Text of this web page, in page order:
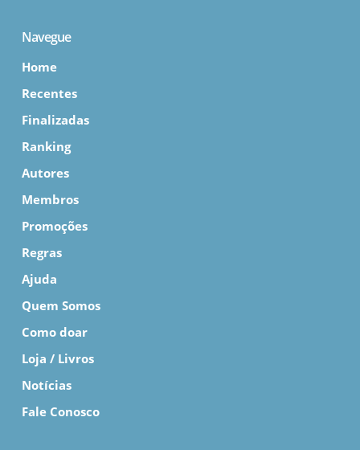
Navegue
Home
Recentes
Finalizadas
Ranking
Autores
Membros
Promoções
Regras
Ajuda
Quem Somos
Como doar
Loja / Livros
Notícias
Fale Conosco